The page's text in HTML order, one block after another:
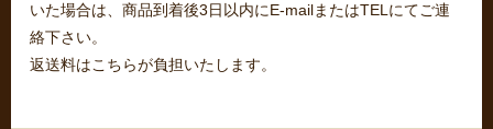
いた場合は、商品到着後3日以内にE-mailまたはTELにてご連
絡下さい。
返送料はこちらが負担いたします。